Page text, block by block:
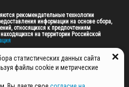
рекомендательные технологии
информации на основе сбора,
относящихся к предпочтениям
на территории Российской
САЙТА ПРИНАДЛЕЖАТ ГАУ МО "ЦИФРОВЫЕ
статистических данных сайта
файлы cookie и метрические